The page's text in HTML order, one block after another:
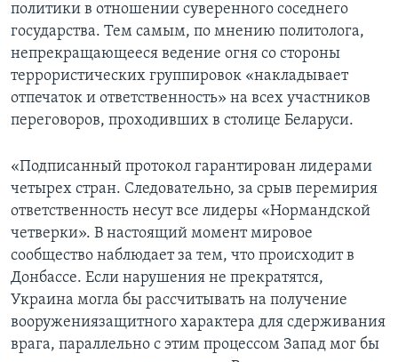
политики в отношении суверенного соседнего
государства. Тем самым, по мнению политолога,
непрекращающееся ведение огня со стороны
террористических группировок «накладывает
отпечаток и ответственность» на всех участников
переговоров, проходивших в столице Беларуси.
«Подписанный протокол гарантирован лидерами
четырех стран. Следовательно, за срыв перемирия
ответственность несут все лидеры «Нормандской
четверки». В настоящий момент мировое
сообщество наблюдает за тем, что происходит в
Донбассе. Если нарушения не прекратятся,
Украина могла бы рассчитывать на получение
вооружениязащитного характера для сдерживания
врага, параллельно с этим процессом Запад мог бы